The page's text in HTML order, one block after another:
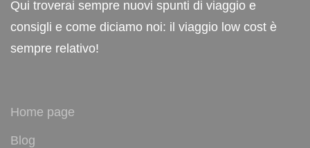
Qui troverai sempre nuovi spunti di viaggio e
consigli e come diciamo noi: il viaggio low cost è
sempre relativo!
Home page
Blog